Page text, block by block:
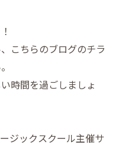
こちらのブログのチラ
時間を過ごしましょ
ジックスクール主催サ